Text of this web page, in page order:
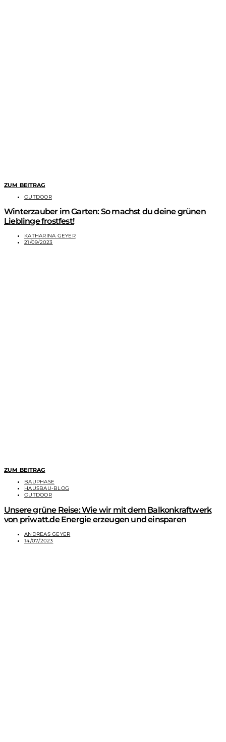
ZUM BEITRAG
OUTDOOR
Winterzauber im Garten: So machst du deine grünen
Lieblinge frostfest!
KATHARINA GEYER
21/09/2023
ZUM BEITRAG
BAUPHASE
HAUSBAU-BLOG
OUTDOOR
Unsere grüne Reise: Wie wir mit dem Balkonkraftwerk
von priwatt.de Energie erzeugen und einsparen
ANDREAS GEYER
14/07/2023